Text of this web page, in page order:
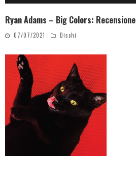
Ryan Adams – Big Colors: Recensione
07/07/2021 Dischi